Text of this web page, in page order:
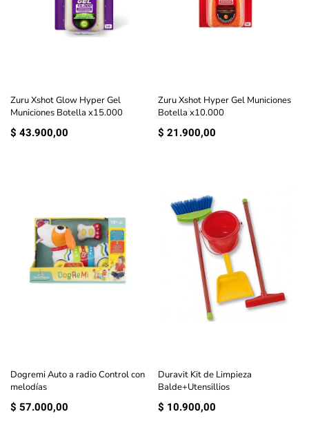
Zuru Xshot Glow Hyper Gel
Municiones Botella x15.000
$ 43.900,00
Zuru Xshot Hyper Gel Municiones
Botella x10.000
$ 21.900,00
Dogremi Auto a radio Control con
melodías
$ 57.000,00
Duravit Kit de Limpieza
Balde+Utensillios
$ 10.900,00